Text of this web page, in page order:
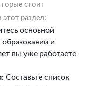
стоит
этот раздел:
основной
и
вы уже работаете
Составьте список